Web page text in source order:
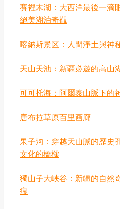
賽裡木湖：大西洋最後一
絕美湖泊奇觀
喀納斯景区：人間淨土與神
天山天池：新疆必遊的高山
可可托海：阿爾泰山脈下的
唐布拉草原百里画廊
果子沟：穿越天山脈的歷史
文化的橋樑
獨山子大峽谷：新疆的自然
痕